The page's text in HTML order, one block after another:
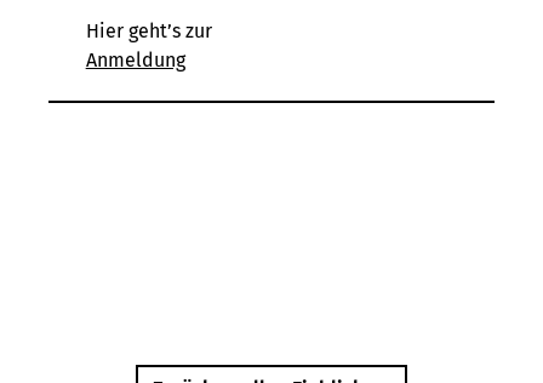
Hier geht’s zur
Anmeldung